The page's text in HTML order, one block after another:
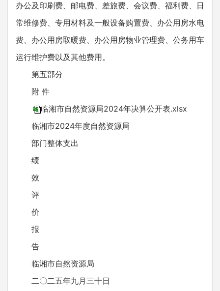
办公及印刷费、邮电费、差旅费、会议费、福利费、日
常维修费、专用材料及一般设备购置费、办公用房水电
费、办公用房取暖费、办公用房物业管理费、公务用车
运行维护费以及其他费用。
第五部分
附 件
临湘市自然资源局2024年决算公开表.xlsx
临湘市2024年度自然资源局
部门整体支出
绩
效
评
价
报
告
临湘市自然资源局
二〇二五年九月三十日